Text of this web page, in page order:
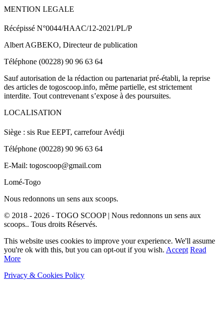
MENTION LEGALE
Récépissé N°0044/HAAC/12-2021/PL/P
Albert AGBEKO, Directeur de publication
Téléphone (00228) 90 96 63 64
Sauf autorisation de la rédaction ou partenariat pré-établi, la reprise
des articles de togoscoop.info, même partielle, est strictement
interdite. Tout contrevenant s’expose à des poursuites.
LOCALISATION
Siège : sis Rue EEPT, carrefour Avédji
Téléphone (00228) 90 96 63 64
E-Mail: togoscoop@gmail.com
Lomé-Togo
Nous redonnons un sens aux scoops.
© 2018 - 2026 - TOGO SCOOP | Nous redonnons un sens aux
scoops.. Tous droits Réservés.
This website uses cookies to improve your experience. We'll assume
you're ok with this, but you can opt-out if you wish. Accept Read
More
Privacy & Cookies Policy